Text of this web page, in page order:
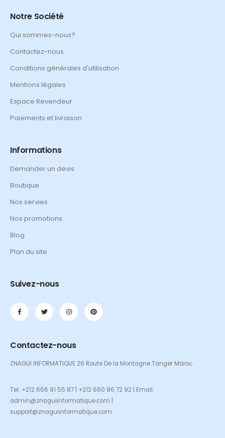
Notre Société
Qui sommes-nous?
Contactez-nous
Conditions générales d'utilisation
Mentions légales
Espace Revendeur
Paiements et livraison
Informations
Demander un devis
Boutique
Nos servies
Nos promotions
Blog
Plan du site
Suivez-nous
Contactez-nous
ZNAGUI INFORMATIQUE 26 Route De la Montagne Tanger Maroc
Tel: +212 666 91 55 87 | +212 660 86 72 92 | Email:
admin@znaguiinformatique.com |
support@znaguiinformatique.com